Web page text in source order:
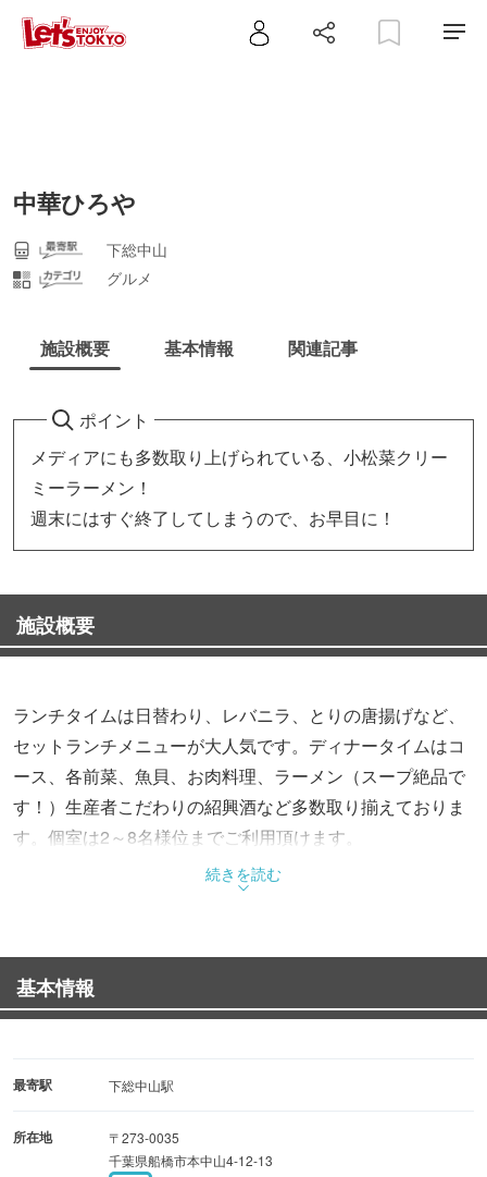
中華ひろや
下総中山
グルメ
施設概要 基本情報 関連記事
ポイント
メディアにも多数取り上げられている、小松菜クリー
ミーラーメン！
週末にはすぐ終了してしまうので、お早目に！
施設概要
ランチタイムは日替わり、レバニラ、とりの唐揚げなど、
セットランチメニューが大人気です。ディナータイムはコ
ース、各前菜、魚貝、お肉料理、ラーメン（スープ絶品で
す！）生産者こだわりの紹興酒など多数取り揃えておりま
す。個室は2～8名様位までご利用頂けます。
住宅街の中にあり地域密着型のアットホームなお店です。
小さいお子様づれや各ご宴会などにどうぞ☆
心よりお待ちしております
続きを読む
基本情報
最寄駅 下総中山駅
所在地
〒273-0035
千葉県船橋市本中山4-12-13